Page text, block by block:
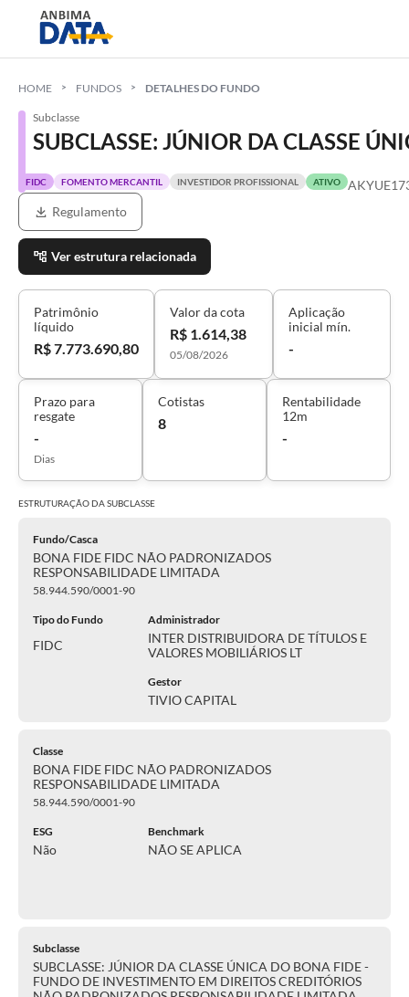
HOME FUNDOS DETALHES DO FUNDO
Subclasse
SUBCLASSE: JÚNIOR DA CLASSE
FIDC FOMENTO MERCANTIL INVESTIDOR PROFISSIONAL ATIVO
Regulamento
Ver estrutura relacionada
Patrimônio
líquido
R$ 7.773.690,80
Valor da cota
R$ 1.614,38
05/08/2026
Aplicação
inicial mín.
-
Prazo para
resgate
-
Dias
Cotistas
8
Rentabilidade
12m
-
ESTRUTURAÇÃO DASUBCLASSE
Fundo/Casca
BONA FIDE FIDC NÃO PADRONIZADOS
RESPONSABILIDADE LIMITADA
58.944.590/0001-90
Tipo do Fundo
FIDC
Administrador
INTER DISTRIBUIDORA DE TÍTULOS E
VALORES MOBILIÁRIOS LT
Gestor
TIVIO CAPITAL
Classe
BONA FIDE FIDC NÃO PADRONIZADOS
RESPONSABILIDADE LIMITADA
58.944.590/0001-90
ESG
Não
Benchmark
NÃO SE APLICA
Subclasse
SUBCLASSE: JÚNIOR DA CLASSE ÚNICA DO BONA FIDE -
FUNDO DE INVESTIMENTO EM DIREITOS CREDITÓRIOS